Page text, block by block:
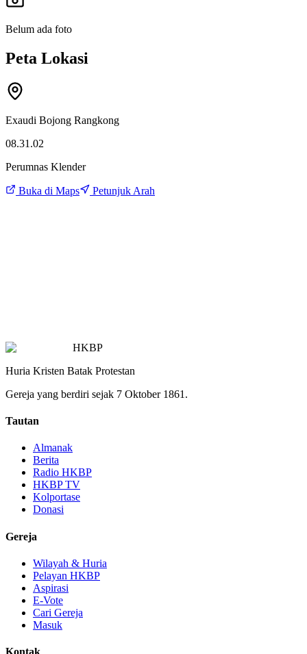
Belum ada foto
Peta Lokasi
Exaudi Bojong Rangkong
08.31.02
Perumnas Klender
Buka di Maps Petunjuk Arah
HKBP
Huria Kristen Batak Protestan
Gereja yang berdiri sejak 7 Oktober 1861.
Tautan
Almanak
Berita
Radio HKBP
HKBP TV
Kolportase
Donasi
Gereja
Wilayah & Huria
Pelayan HKBP
Aspirasi
E-Vote
Cari Gereja
Masuk
Kontak